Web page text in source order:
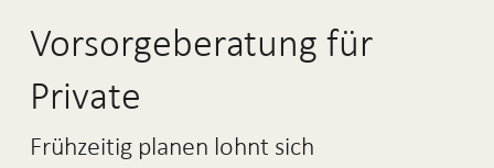
Vorsorgeberatung für
Private
Frühzeitig planen lohnt sich